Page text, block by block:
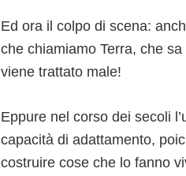
Ed ora il colpo di scena:
che chiamiamo Terra, che
viene trattato male!
Eppure nel corso dei secoli
capacità di adattamento,
costruire cose che lo fanno